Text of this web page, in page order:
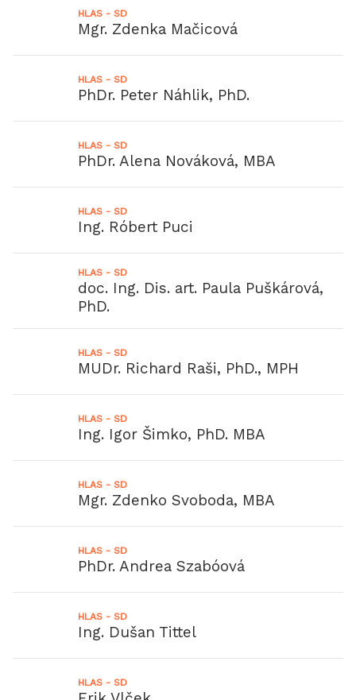
HLAS - SD
Mgr. Zdenka Mačicová
HLAS - SD
PhDr. Peter Náhlik, PhD.
HLAS - SD
PhDr. Alena Nováková, MBA
HLAS - SD
Ing. Róbert Puci
HLAS - SD
doc. Ing. Dis. art. Paula Puškárová,
PhD.
HLAS - SD
MUDr. Richard Raši, PhD., MPH
HLAS - SD
Ing. Igor Šimko, PhD. MBA
HLAS - SD
Mgr. Zdenko Svoboda, MBA
HLAS - SD
PhDr. Andrea Szabóová
HLAS - SD
Ing. Dušan Tittel
HLAS - SD